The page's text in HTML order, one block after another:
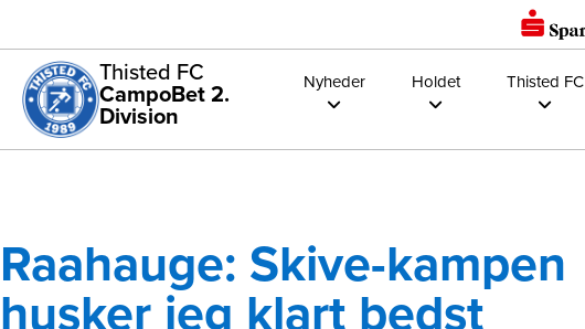
Thisted FC
CampoBet 2.
Division
Nyheder Holdet Thisted FC
Raahauge: Skive-kampen
husker jeg klart bedst